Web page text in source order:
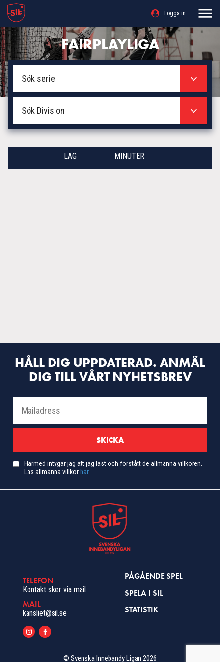
Logga in
FAIRPLAYLIGA
Sök serie
Sök Division
LAG MINUTER
HÅLL DIG UPPDATERAD. ANMÄL
DIG TILL VÅRT NYHETSBREV
Härmed intygar jag att jag läst och förstått de allmänna villkoren.
Läs allmänna villkor här
TELEFON
Kontakt sker via mail
MAIL
kansliet@sil.se
PÅGÅENDE SPEL
SPELA I SIL
STATISTIK
© Svenska Innebandy Ligan 2026